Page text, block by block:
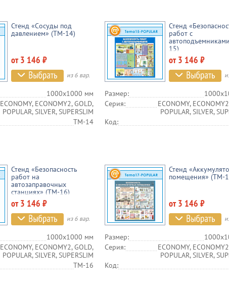
Стенд «Сосуды под
давлением» (TM-14)
от 3 146 ₽
из 6 вар.
1000х1000 мм
ECONOMY, ECONOMY2, GOLD,
POPULAR, SILVER, SUPERSLIM
TM-14
Стенд
работ с
15)
от 3 146 ₽
Размер:
Серия:
ECONOMY,
POPULAR, SILVER,
Код:
Стенд «Безопасность
работ на
автозаправочных
станциях» (TM-16)
от 3 146 ₽
из 6 вар.
1000х1000 мм
ECONOMY, ECONOMY2, GOLD,
POPULAR, SILVER, SUPERSLIM
TM-16
Стенд
помещения» (TM-
от 3 146 ₽
Размер:
Серия:
ECONOMY,
POPULAR, SILVER,
Код: